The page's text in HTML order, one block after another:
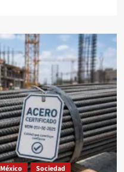
México Sociedad